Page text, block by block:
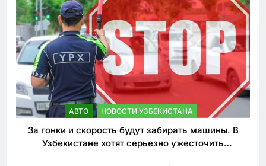
АВТО НОВОСТИ УЗБЕКИСТАНА
За гонки и скорость будут забирать машины. В
Узбекистане хотят серьезно ужесточить